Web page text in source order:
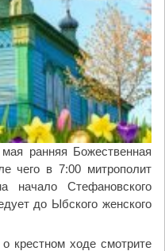
ранняя Божественная
чего в 7:00 митрополит
начало Стефановского
до Ыбского женского
крестном ходе смотрите